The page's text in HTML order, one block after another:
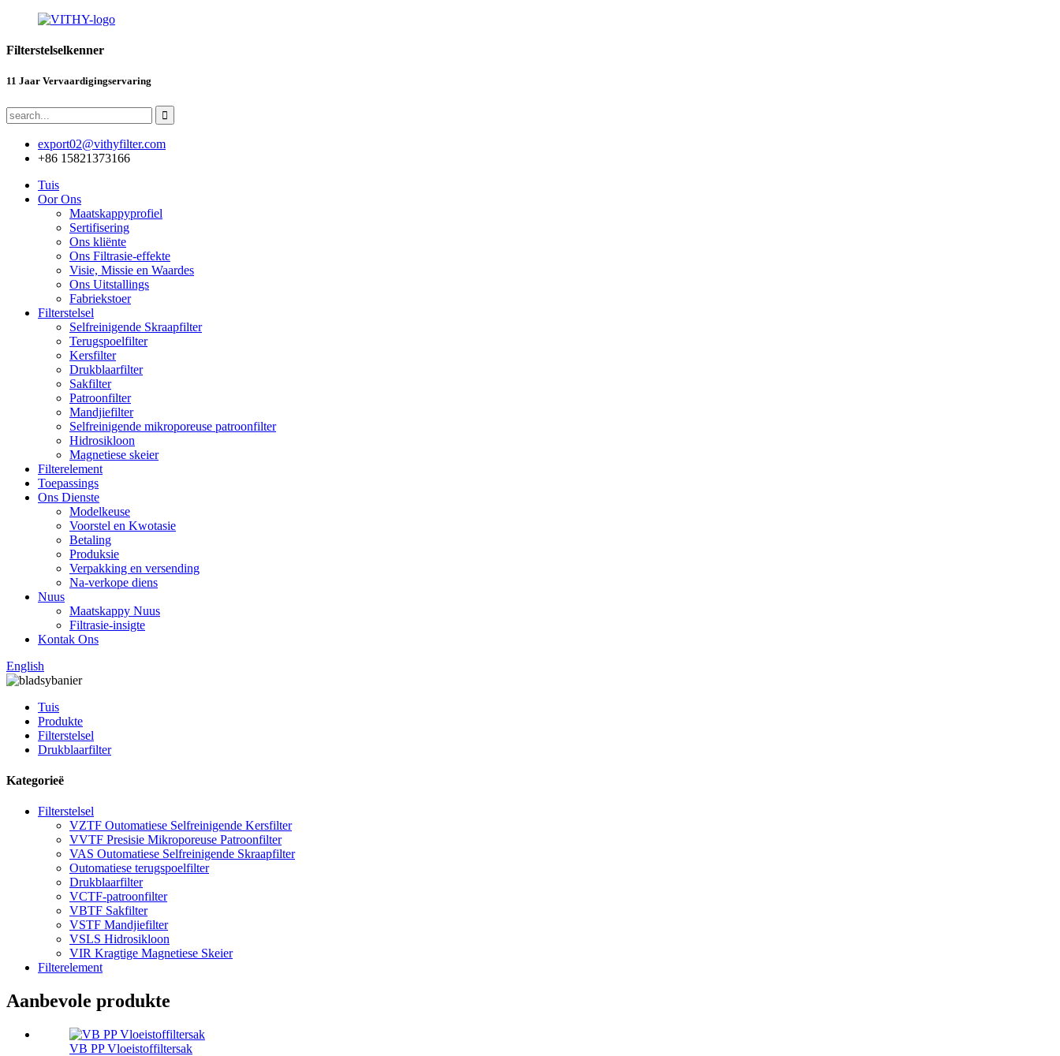
Filterstelselkenner
11 Jaar Vervaardigingservaring
export02@vithyfilter.com
+86 15821373166
Tuis
Oor Ons
Maatskappyprofiel
Sertifisering
Ons kliënte
Ons Filtrasie-effekte
Visie, Missie en Waardes
Ons Uitstallings
Fabriekstoer
Filterstelsel
Selfreinigende Skraapfilter
Terugspoelfilter
Kersfilter
Drukblaarfilter
Sakfilter
Patroonfilter
Mandjiefilter
Selfreinigende mikroporeuse patroonfilter
Hidrosikloon
Magnetiese skeier
Filterelement
Toepassings
Ons Dienste
Modelkeuse
Voorstel en Kwotasie
Betaling
Produksie
Verpakking en versending
Na-verkope diens
Nuus
Maatskappy Nuus
Filtrasie-insigte
Kontak Ons
English
Tuis
Produkte
Filterstelsel
Drukblaarfilter
Kategorieë
Filterstelsel
VZTF Outomatiese Selfreinigende Kersfilter
VVTF Presisie Mikroporeuse Patroonfilter
VAS Outomatiese Selfreinigende Skraapfilter
Outomatiese terugspoelfilter
Drukblaarfilter
VCTF-patroonfilter
VBTF Sakfilter
VSTF Mandjiefilter
VSLS Hidrosikloon
VIR Kragtige Magnetiese Skeier
Filterelement
Aanbevole produkte
VB PP Vloeistoffiltersak